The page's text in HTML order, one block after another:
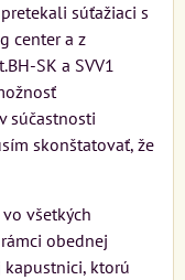
súťažiaci s
center a z
SK a SVV1
súčastnosti
skonštatovať, že
všetkých
obednej
ktorú